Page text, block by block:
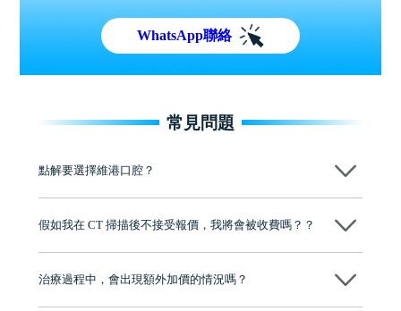
WhatsApp聯絡
常見問題
點解要選擇維港口腔？
牌」、「2025香港企業領袖品牌」，是諾貝爾種植系統全球放心植牙中
至今已服務超過三十個國家和地區的顧客，受到粵港澳大灣區及周邊城
有咨詢及服務保障中心，有任何問題都可以隨時預約免費咨詢，讓人十
假如我在 CT 掃描後不接受報價，我將會被收費嗎？？
治療過程中，會出現額外加價的情況嗎？